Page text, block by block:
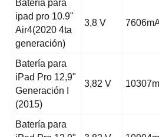
Batería para
ipad pro 10.9"
Air4(2020 4ta
generación)
3,8 V
Batería para
iPad Pro 12,9"
Generación I
(2015)
3,82 V
Batería para